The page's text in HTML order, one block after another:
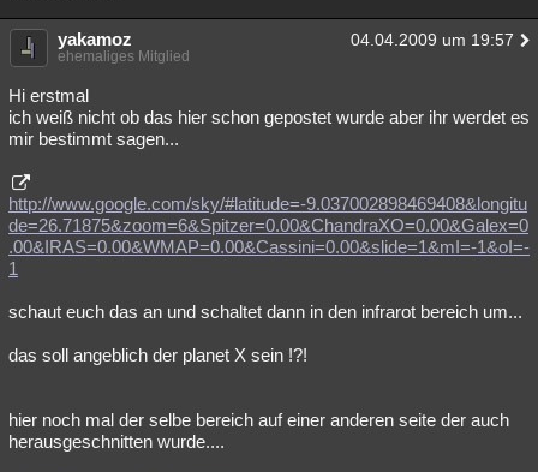
yakamoz 04.04.2009 um 19:57
ehemaliges Mitglied
Hi erstmal
ich weiß nicht ob das hier schon gepostet wurde aber ihr werdet es
mir bestimmt sagen...
http://www.google.com/sky/#latitude=-9.037002898469408&longitu
de=26.71875&zoom=6&Spitzer=0.00&ChandraXO=0.00&Galex=0
.00&IRAS=0.00&WMAP=0.00&Cassini=0.00&slide=1&mI=-1&oI=-
1
schaut euch das an und schaltet dann in den infrarot bereich um...
das soll angeblich der planet X sein !?!
hier noch mal der selbe bereich auf einer anderen seite der auch
herausgeschnitten wurde....